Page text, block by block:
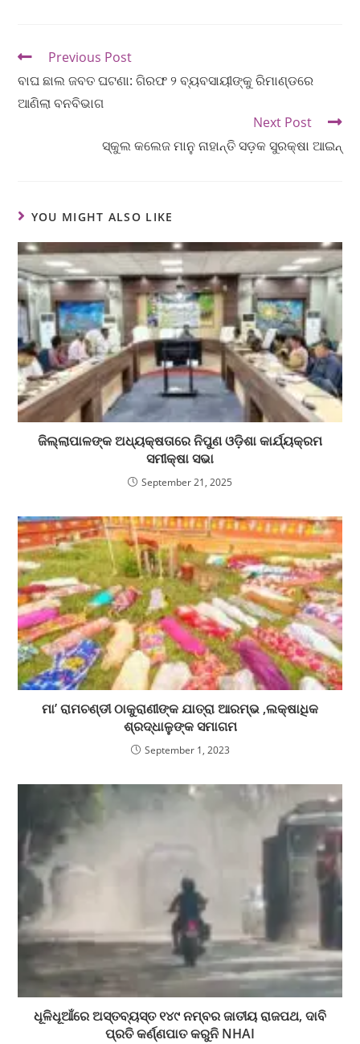
Previous Post
ବାଘ ଛାଲ ଜବତ ଘଟଣା: ଗିରଫ ୨ ବ୍ୟବସାୟୀଙ୍କୁ ରିମାଣ୍ଡରେ
ଆଣିଲା ବନବିଭାଗ
Next Post
ସ୍କୁଲ କଲେଜ ମାନୁ ନାହାନ୍ତି ସଡ଼କ ସୁରକ୍ଷା ଆଇନ୍
YOU MIGHT ALSO LIKE
ଜିଲ୍ଲାପାଳଙ୍କ ଅଧ୍ୟକ୍ଷତାରେ ନିପୁଣ ଓଡ଼ିଶା କାର୍ଯ୍ୟକ୍ରମ
ସମୀକ୍ଷା ସଭା
September 21, 2025
ମା’ ରାମଚଣ୍ଡୀ ଠାକୁରାଣୀଙ୍କ ଯାତ୍ରା ଆରମ୍ଭ ,ଲକ୍ଷାଧିକ
ଶ୍ରଦ୍ଧାଳୁଙ୍କ ସମାଗମ
September 1, 2023
ଧୂଳିଧୂଆଁରେ ଅସ୍ତବ୍ୟସ୍ତ ୧୪୯ ନମ୍ବର ଜାତୀୟ ରାଜପଥ, ଦାବି
ପ୍ରତି କର୍ଣ୍ଣପାତ କରୁନି NHAI